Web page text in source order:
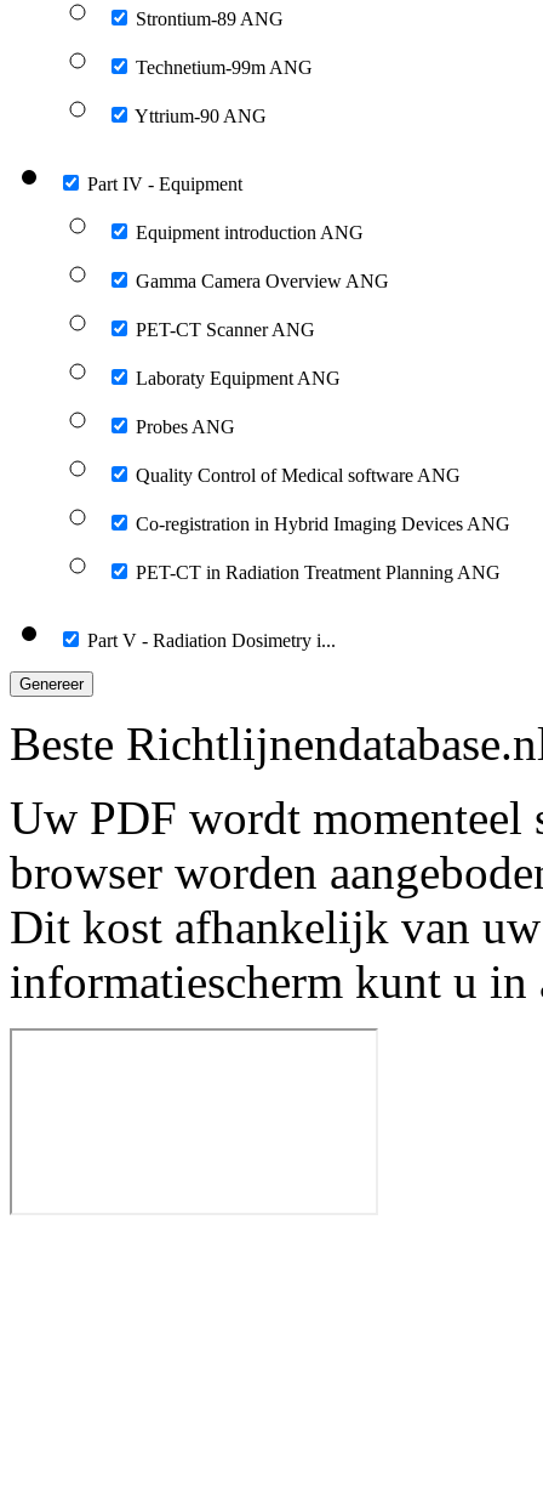
Strontium-89 ANG
Technetium-99m ANG
Yttrium-90 ANG
Part IV - Equipment
Equipment introduction ANG
Gamma Camera Overview ANG
PET-CT Scanner ANG
Laboraty Equipment ANG
Probes ANG
Quality Control of Medical software ANG
Co-registration in Hybrid Imaging Devices ANG
PET-CT in Radiation Treatment Planning ANG
Part V - Radiation Dosimetry i...
Genereer
Beste
Uw PDF wordt momenteel
browser worden
Dit kost afhankelijk van
informatiescherm kunt u